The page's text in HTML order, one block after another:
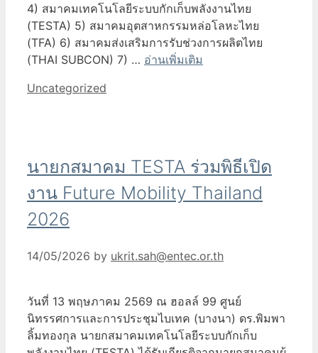
4) สมาคมเทคโนโลยีระบบกักเก็บพลังงานไทย
(TESTA) 5) สมาคมอุตสาหกรรมหล่อโลหะไทย
(TFA) 6) สมาคมส่งเสริมการรับช่วงการผลิตไทย
(THAI SUBCON) 7) … อ่านเพิ่มเติม
Categories
Uncategorized
นายกสมาคม TESTA ร่วมพิธีเปิด
งาน Future Mobility Thailand
2026
14/05/2026 by ukrit.sah@entec.or.th
วันที่ 13 พฤษภาคม 2569 ณ ฮอลล์ 99 ศูนย์
นิทรรศการและการประชุมไบเทค (บางนา) ดร.พิมพา
ลิ้มทองกุล นายกสมาคมเทคโนโลยีระบบกักเก็บ